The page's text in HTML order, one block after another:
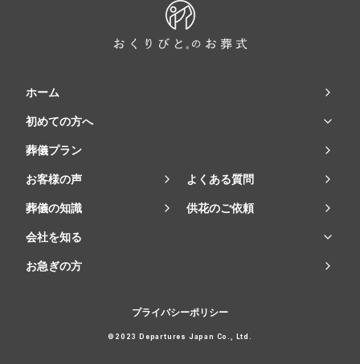
ホーム
初めての方へ
葬儀プラン
お客様の声 よくある質問
葬儀の知識 供花のご依頼
会社を知る
お急ぎの方
プライバシーポリシー
©2023 Departures Japan Co., Ltd.